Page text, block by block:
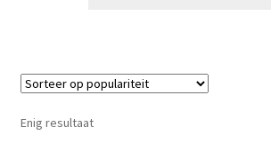
Enig resultaat